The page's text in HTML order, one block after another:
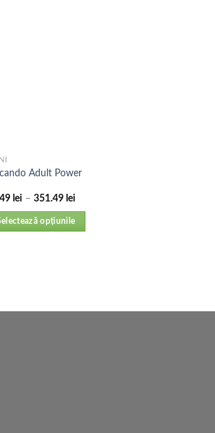
Adult Power
lei – 351.49 lei
opțiunile